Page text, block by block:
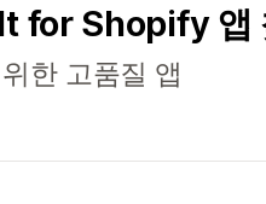
for Shopify 앱
한 고품질 앱